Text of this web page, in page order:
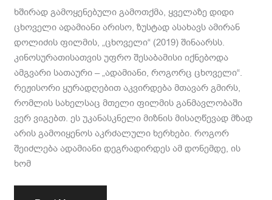
ხშირად გამოყენებული გამოთქმა, ყველაზე დიდი
ცხოველი ადამიანი არისო, ზუსტად ასახავს ამირან
დოლიძის ფილმის, „ცხოველი“ (2019) შინაარსს.
კინოსურათისათვის უფრო შესაბამისი იქნებოდა
ამგვარი სათაური – „ადამიანი, როგორც ცხოველი“.
რეჟისორი ყურადღებით აკვირდება მთავარ გმირს,
რომლის სახელსაც მთელი ფილმის განმავლობაში
ვერ ვიგებთ. ეს უკანასკნელი მიზნის მისაღწევად მზად
არის გამოიყენოს აკრძალული ხერხები. როგორ
შეიძლება ადამიანი დეგრადირდეს ამ დონემდე, ის
ხომ